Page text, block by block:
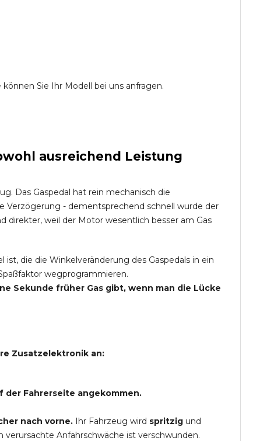
können Sie Ihr Modell bei uns anfragen.
ausreichend Leistung
Das Gaspedal hat rein mechanisch die
Verzögerung - dementsprechend schnell wurde der
direkter, weil der Motor wesentlich besser am Gas
die die Winkelveränderung des Gaspedals in ein
wegprogrammieren.
Sekunde früher Gas gibt, wenn man die Lücke
Zusatzelektronik an:
der Fahrerseite angekommen.
nach vorne. Ihr Fahrzeug wird spritzig und
verursachte Anfahrschwäche ist verschwunden.